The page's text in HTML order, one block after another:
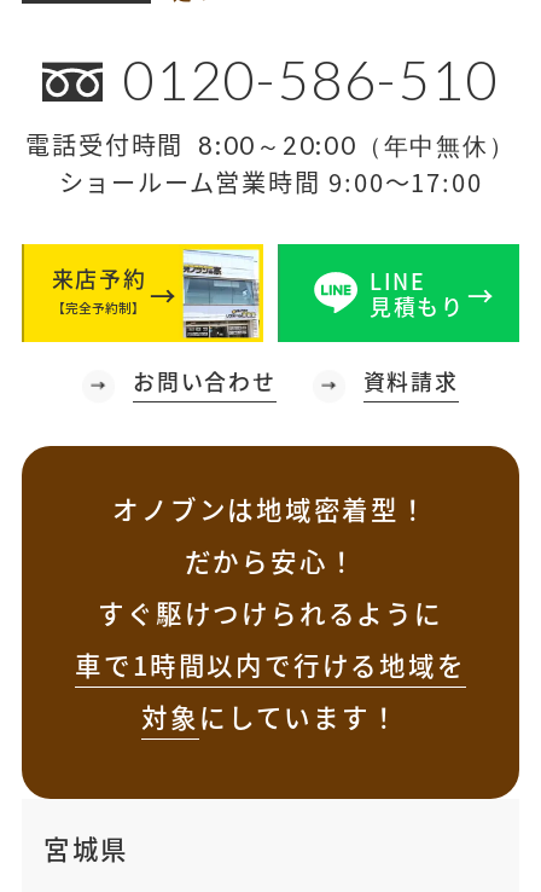
0120-586-510
電話受付時間 8:00～20:00（年中無休）
ショールーム営業時間 9:00～17:00
来店予約
【完全予約制】
LINE
見積もり
お問い合わせ 資料請求
オノブンは地域密着型！
だから安心！
すぐ駆けつけられるように
車で1時間以内で行ける地域を
対象にしています！
宮城県